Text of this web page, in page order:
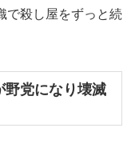
で殺し屋をずっと続
野党になり壊滅